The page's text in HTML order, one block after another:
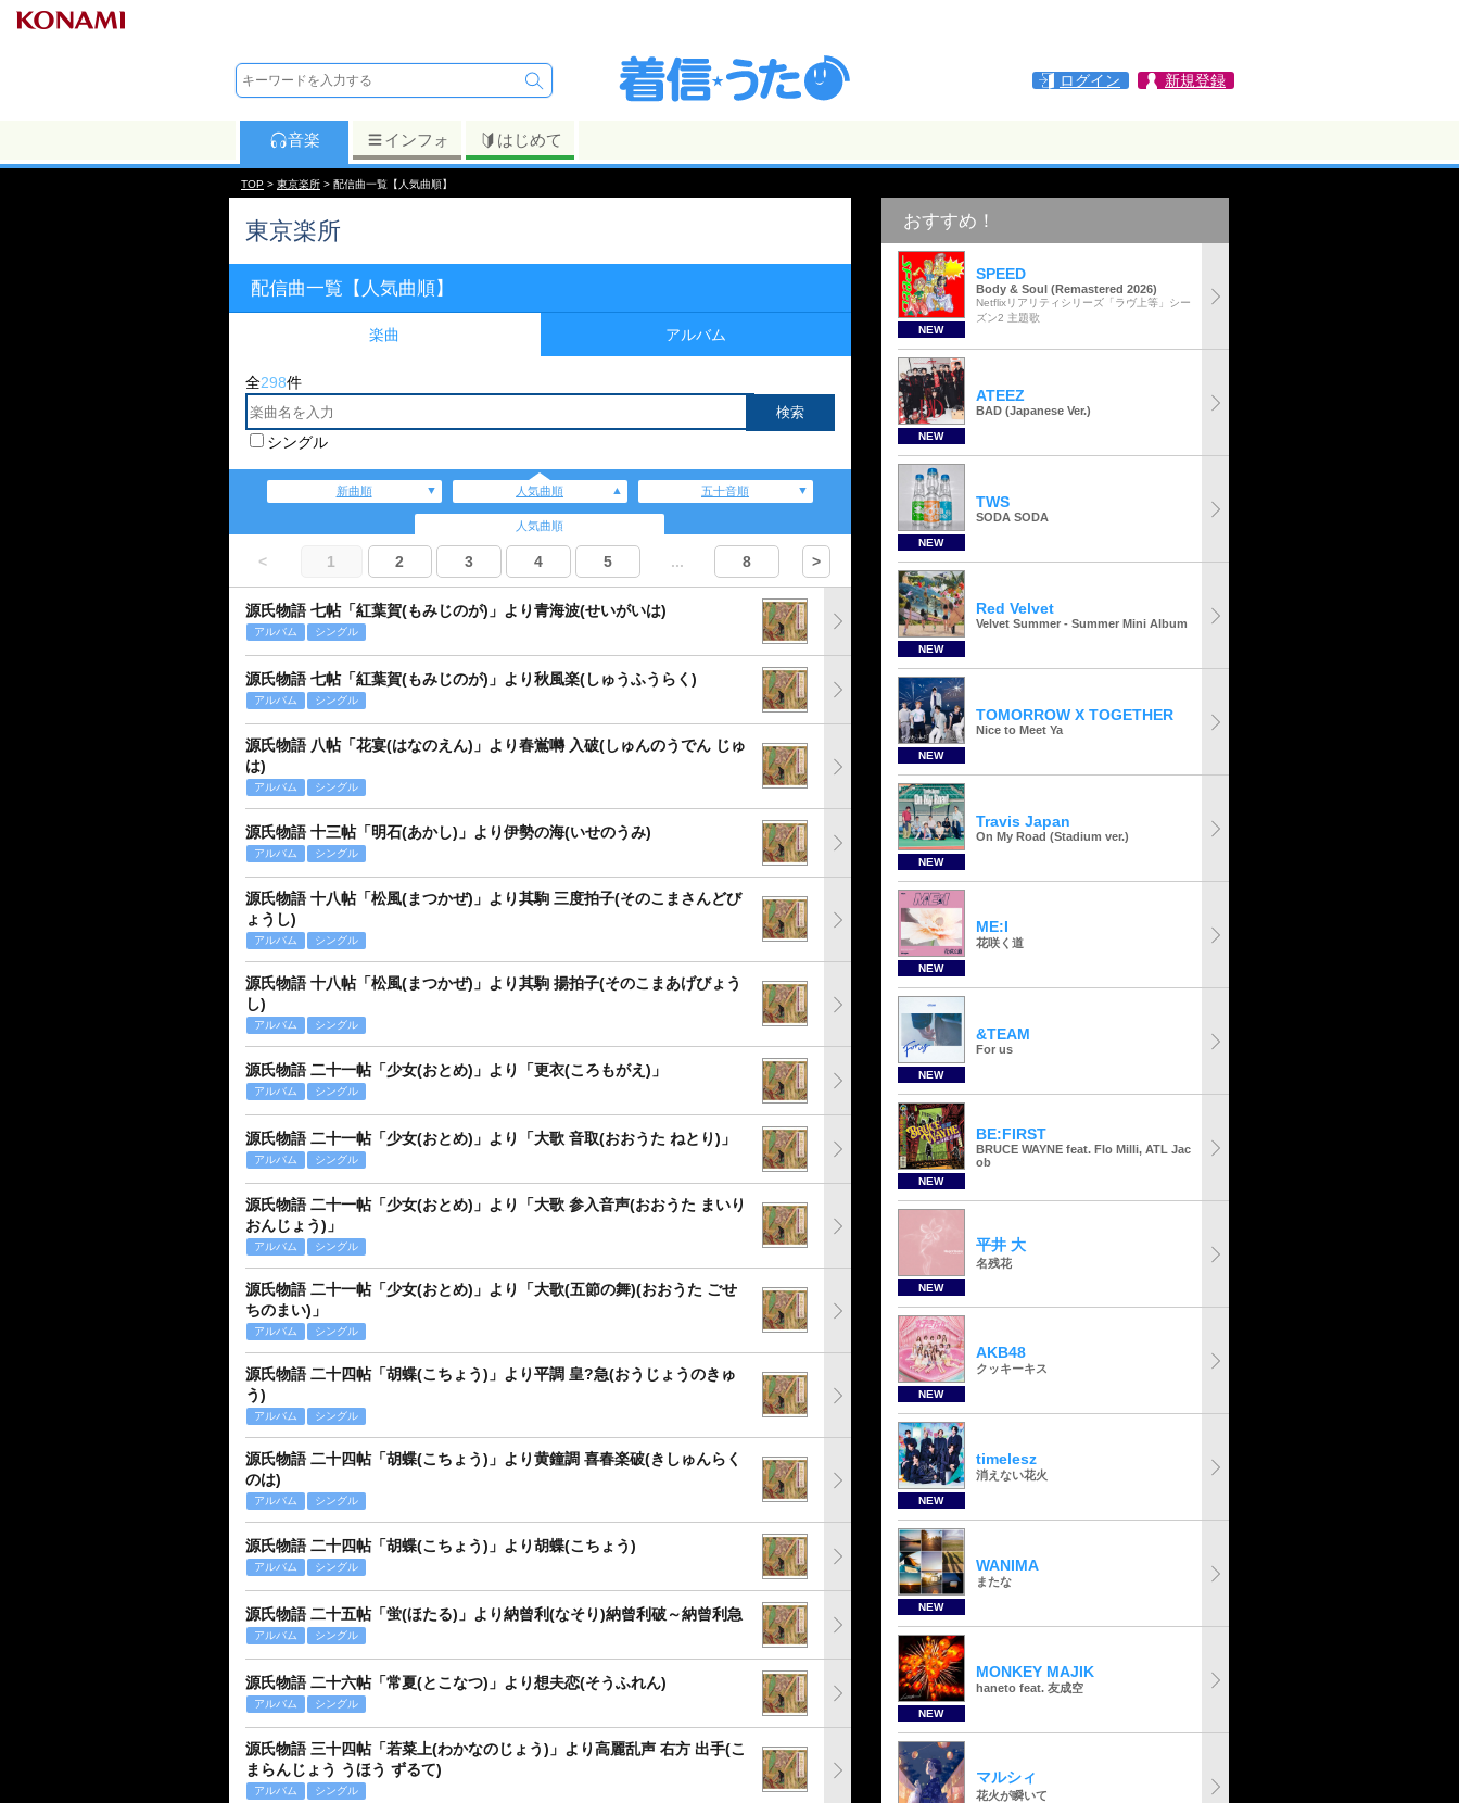
ログイン 新規登録
音楽 インフォ はじめて
TOP > 東京楽所 > 配信曲一覧【人気曲順】
東京楽所
配信曲一覧【人気曲順】
楽曲 アルバム
全298件
シングル
新曲順 人気曲順 五十音順
人気曲順
< 1 2 3 4 5 ... 8 >
源氏物語 七帖「紅葉賀(もみじのが)」より青海波(せいがいは)
アルバム シングル
源氏物語 七帖「紅葉賀(もみじのが)」より秋風楽(しゅうふうらく)
アルバム シングル
源氏物語 八帖「花宴(はなのえん)」より春鴬囀 入破(しゅんのうでん じゅ
は)
アルバム シングル
源氏物語 十三帖「明石(あかし)」より伊勢の海(いせのうみ)
アルバム シングル
源氏物語 十八帖「松風(まつかぜ)」より其駒 三度拍子(そのこまさんどび
ょうし)
アルバム シングル
源氏物語 十八帖「松風(まつかぜ)」より其駒 揚拍子(そのこまあげびょう
し)
アルバム シングル
源氏物語 二十一帖「少女(おとめ)」より「更衣(ころもがえ)」
アルバム シングル
源氏物語 二十一帖「少女(おとめ)」より「大歌 音取(おおうた ねとり)」
アルバム シングル
源氏物語 二十一帖「少女(おとめ)」より「大歌 参入音声(おおうた まいり
おんじょう)」
アルバム シングル
源氏物語 二十一帖「少女(おとめ)」より「大歌(五節の舞)(おおうた ごせ
ちのまい)」
アルバム シングル
源氏物語 二十四帖「胡蝶(こちょう)」より平調 皇?急(おうじょうのきゅ
う)
アルバム シングル
源氏物語 二十四帖「胡蝶(こちょう)」より黄鐘調 喜春楽破(きしゅんらく
のは)
アルバム シングル
源氏物語 二十四帖「胡蝶(こちょう)」より胡蝶(こちょう)
アルバム シングル
源氏物語 二十五帖「蛍(ほたる)」より納曾利(なそり)納曾利破～納曾利急
アルバム シングル
源氏物語 二十六帖「常夏(とこなつ)」より想夫恋(そうふれん)
アルバム シングル
源氏物語 三十四帖「若菜上(わかなのじょう)」より高麗乱声 右方 出手(こ
まらんじょう うほう ずるて)
アルバム シングル
おすすめ！
NEW
SPEED
Body & Soul (Remastered 2026)
Netflixリアリティシリーズ「ラヴ上等」シー
ズン2 主題歌
NEW
ATEEZ
BAD (Japanese Ver.)
NEW
TWS
SODA SODA
NEW
Red Velvet
Velvet Summer - Summer Mini Album
NEW
TOMORROW X TOGETHER
Nice to Meet Ya
NEW
Travis Japan
On My Road (Stadium ver.)
NEW
ME:I
花咲く道
NEW
&TEAM
For us
NEW
BE:FIRST
BRUCE WAYNE feat. Flo Milli, ATL Jac
ob
NEW
平井 大
名残花
NEW
AKB48
クッキーキス
NEW
timelesz
消えない花火
NEW
WANIMA
またな
NEW
MONKEY MAJIK
haneto feat. 友成空
マルシィ
花火が瞬いて